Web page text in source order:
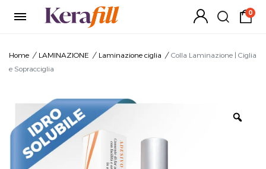
0
Home / LAMINAZIONE / Laminazione ciglia / Colla Laminazione | Ciglia
e Sopracciglia